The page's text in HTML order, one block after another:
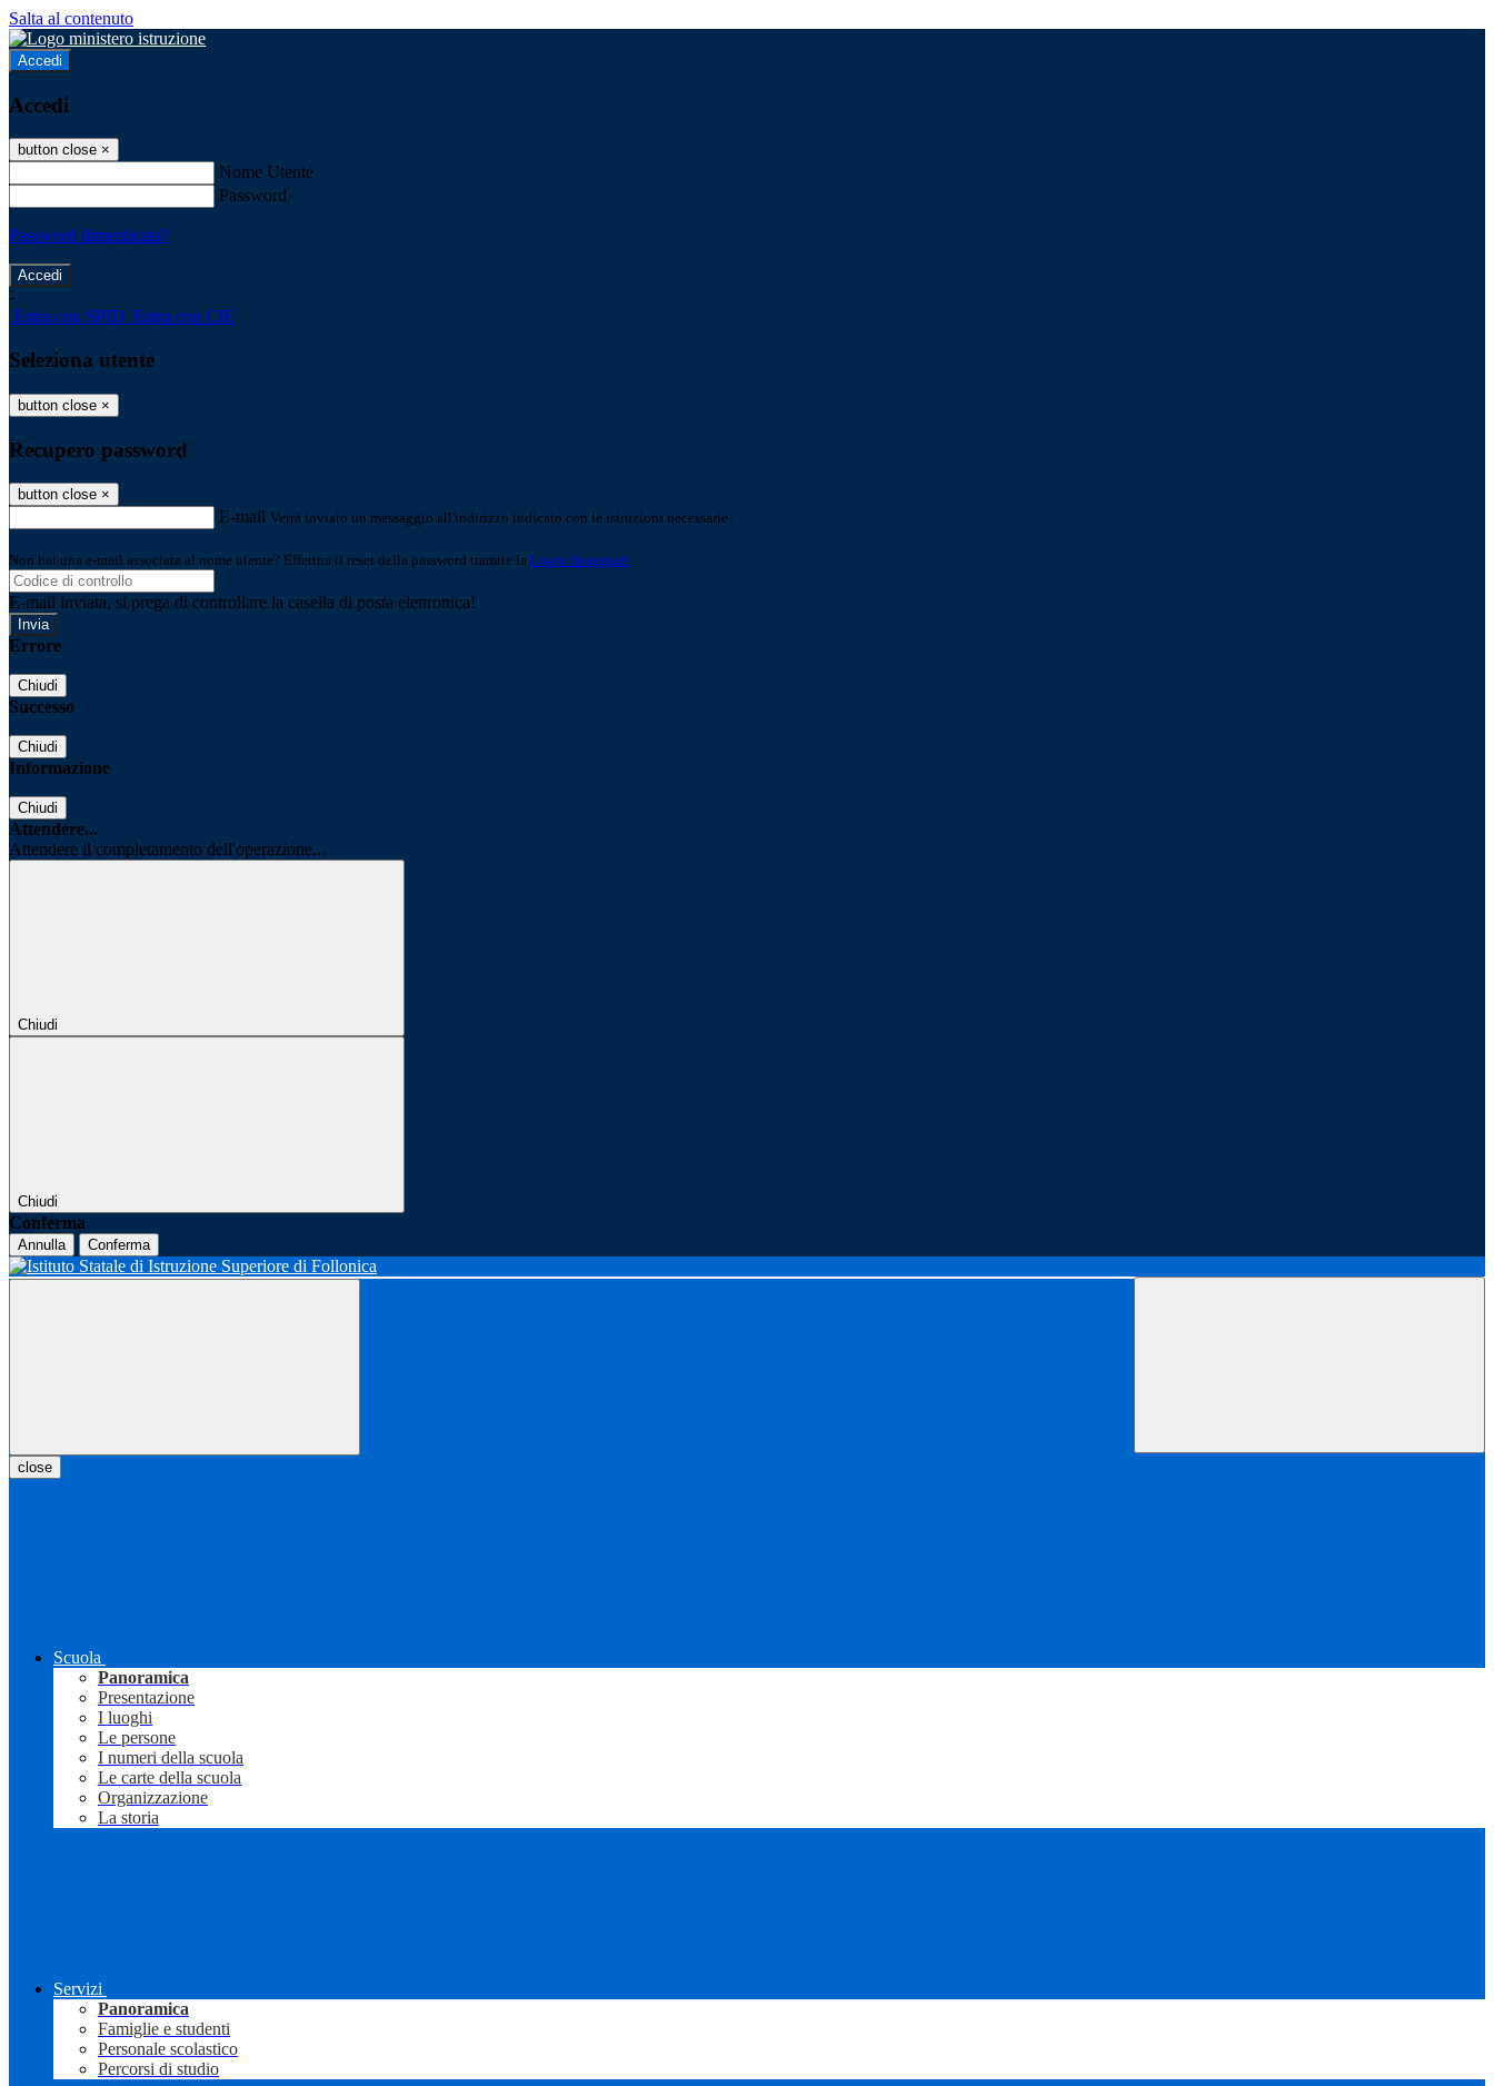
Salta al contenuto
Accedi
Accedi
button close ×
Nome Utente
Password
Password dimenticata?
-
Entra con SPID Entra con CIE
Seleziona utente
button close ×
Recupero password
button close ×
E-mail Verrà inviato un messaggio all'indirizzo indicato con le istruzioni necessarie.
Non hai una e-mail associata al nome utente? Effettua il reset della password tramite la Login Spaggiari
E-mail inviata, si prega di controllare la casella di posta elettronica!
Errore
Chiudi
Successo
Chiudi
Informazione
Chiudi
Attendere...
Attendere il completamento dell'operazione...
Chiudi
Chiudi
Conferma
Annulla Conferma
close
Scuola
Panoramica
Presentazione
I luoghi
Le persone
I numeri della scuola
Le carte della scuola
Organizzazione
La storia
Servizi
Panoramica
Famiglie e studenti
Personale scolastico
Percorsi di studio